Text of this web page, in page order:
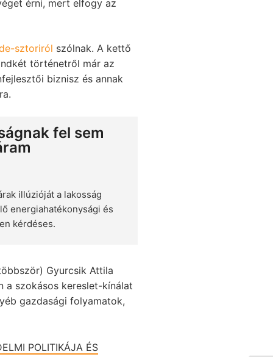
érni, mert elfogy az
sztoriról szólnak. A kettő
történetről már az
biznisz és annak
fel sem
illúzióját a lakosság
energiahatékonysági és
kérdéses.
Gyurcsik Attila
a szokásos kereslet-kínálat
gazdasági folyamatok,
POLITIKÁJA ÉS